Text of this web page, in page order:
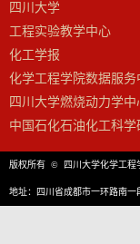
四川大学
工程实验教学中心
化工学报
化学工程学院数据服务
四川大学燃烧动力学中
中国石化石油化工科学
版权所有 © 四川大学化学工程
地址：四川省成都市一环路南